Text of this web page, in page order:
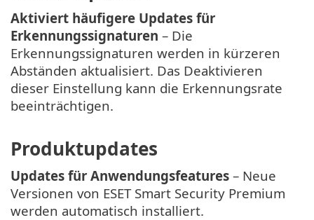
Aktiviert häufigere Updates für
Erkennungssignaturen – Die
Erkennungssignaturen werden in kürzeren
Abständen aktualisiert. Das Deaktivieren
dieser Einstellung kann die Erkennungsrate
beeinträchtigen.
Produktupdates
Updates für Anwendungsfeatures – Neue
Versionen von ESET Smart Security Premium
werden automatisch installiert.